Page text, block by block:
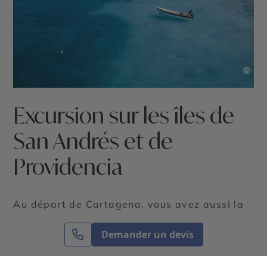
Demander un devis
©
Excursion sur les îles de
San Andrés et de
Providencia
Au départ de Cartagena, vous avez aussi la
, située à 190 kilomètres des côtes du
Nicaragua. De là, une promenade en canot à